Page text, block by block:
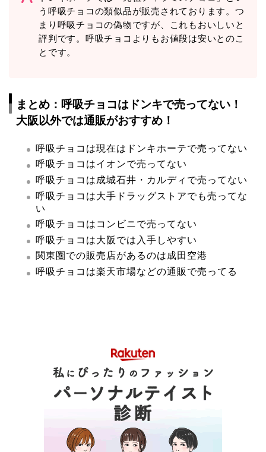
う呼吸チョコの類似品が販売されております。つ
まり呼吸チョコの偽物ですが、これもおいしいと
評判です。呼吸チョコよりもお値段は安いとのこ
とです。
まとめ：呼吸チョコはドンキで売ってない！
大阪以外では通販がおすすめ！
呼吸チョコは現在はドンキホーテで売ってない
呼吸チョコはイオンで売ってない
呼吸チョコは成城石井・カルディで売ってない
呼吸チョコは大手ドラッグストアでも売ってな
い
呼吸チョコはコンビニで売ってない
呼吸チョコは大阪では入手しやすい
関東圏での販売店があるのは成田空港
呼吸チョコは楽天市場などの通販で売ってる